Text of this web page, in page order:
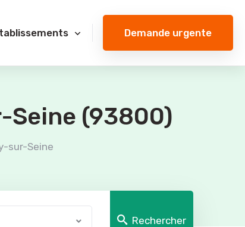
Demande urgente
Seine (93800)
sur-Seine
Rechercher